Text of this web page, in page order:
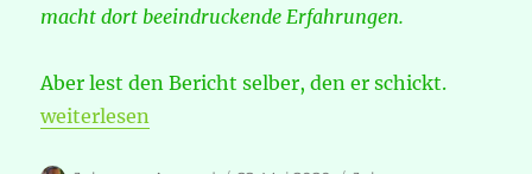
macht dort beeindruckende Erfahrungen.
Aber lest den Bericht selber, den er schickt.
„Schetinin-Schule in Tekos AKTUELL“
weiterlesen